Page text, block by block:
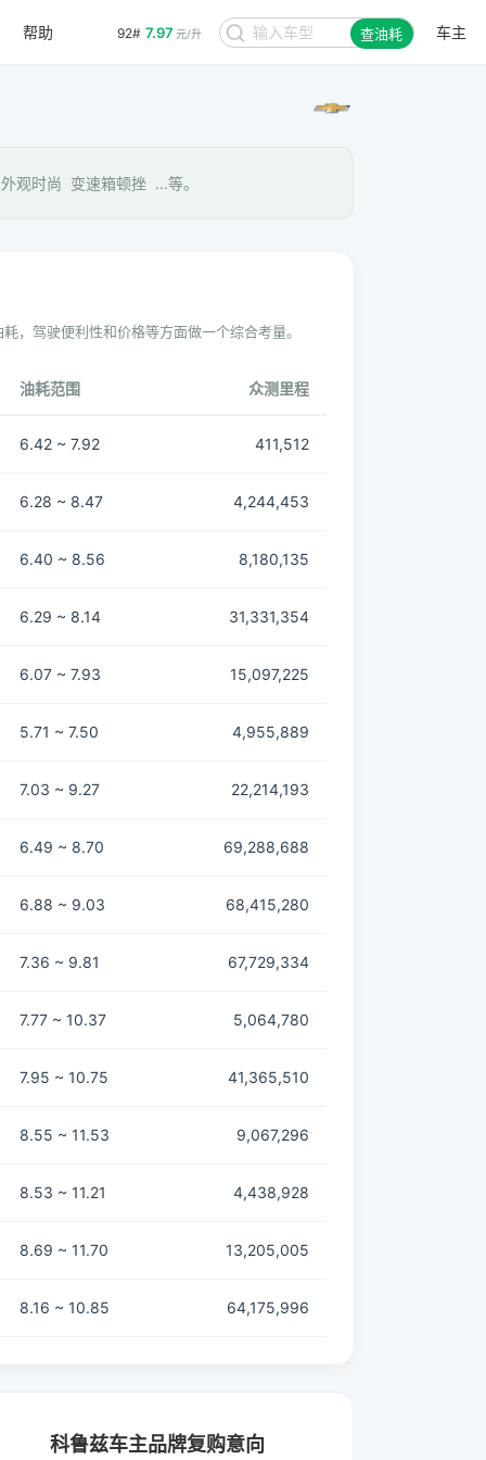
92# 7.97 元/升 查油耗 车主
帮助
观时尚 变速箱顿挫 ...等。
，驾驶便利性和价格等方面做一个综合考量。
油耗范围 众测里程
6.42 ~ 7.92 411,512
6.28 ~ 8.47 4,244,453
6.40 ~ 8.56 8,180,135
6.29 ~ 8.14 31,331,354
6.07 ~ 7.93 15,097,225
5.71 ~ 7.50 4,955,889
7.03 ~ 9.27 22,214,193
6.49 ~ 8.70 69,288,688
6.88 ~ 9.03 68,415,280
7.36 ~ 9.81 67,729,334
7.77 ~ 10.37 5,064,780
7.95 ~ 10.75 41,365,510
8.55 ~ 11.53 9,067,296
8.53 ~ 11.21 4,438,928
8.69 ~ 11.70 13,205,005
8.16 ~ 10.85 64,175,996